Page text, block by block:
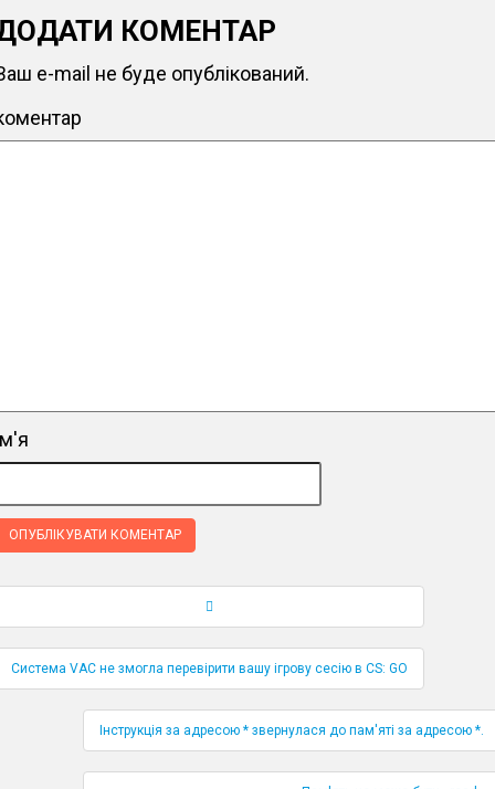
КОМЕНТАР
e-mail не буде опублікований.
по публікаціям
Система VAC не змогла перевірити вашу ігрову сесію в CS: GO
Інструкція за адресою * звернулася до пам'яті за адресою *.